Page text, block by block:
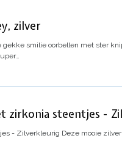
zilver
gekke smilie oorbellen met ster
zirkonia steentjes -
- Zilverkleurig Deze mooie